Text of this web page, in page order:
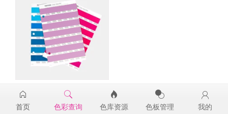
16-3320TPG
￥98
首页 色彩查询 色库资源 色板管理 我的